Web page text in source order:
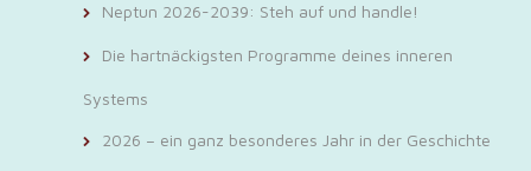
Neptun 2026-2039: Steh auf und handle!
Die hartnäckigsten Programme deines inneren
Systems
2026 – ein ganz besonderes Jahr in der Geschichte